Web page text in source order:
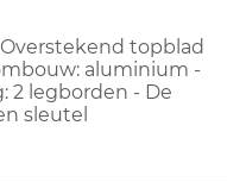
topblad
aluminium -
2 legborden - De
sleutel